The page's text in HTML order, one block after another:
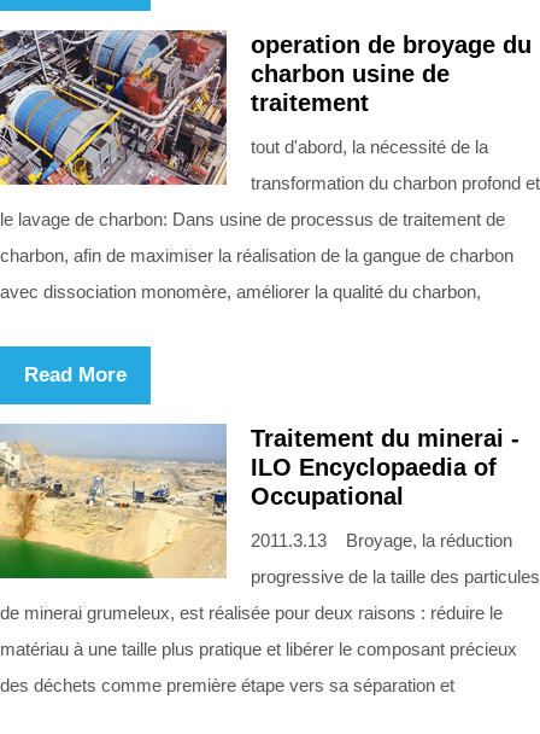
operation de broyage du
charbon usine de
traitement
tout d'abord, la nécessité de la
transformation du charbon profond et
le lavage de charbon: Dans usine de processus de traitement de
charbon, afin de maximiser la réalisation de la gangue de charbon
avec dissociation monomère, améliorer la qualité du charbon,
Read More
Traitement du minerai -
ILO Encyclopaedia of
Occupational
2011.3.13 Broyage, la réduction
progressive de la taille des particules
de minerai grumeleux, est réalisée pour deux raisons : réduire le
matériau à une taille plus pratique et libérer le composant précieux
des déchets comme première étape vers sa séparation et